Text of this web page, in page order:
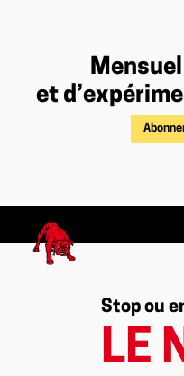
et
Stop ou
LE